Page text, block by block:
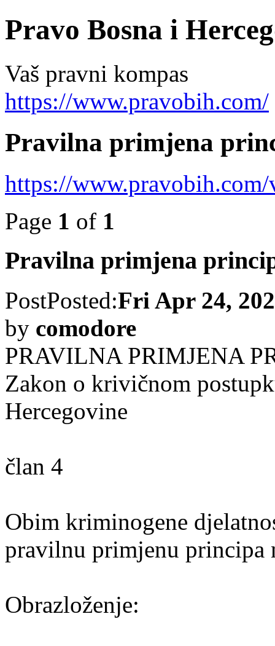
Pravo Bosna i
Vaš pravni kompas
https://www.pravobih.com/
Pravilna primjena
https://
Page 1 of 1
Pravilna primjena
PostPosted:Fri Apr 24,
by comodore
PRAVILNA PRIMJENA
Zakon o krivičnom
Hercegovine
član 4
Obim kriminogene
pravilnu primjenu principa
Obrazloženje: